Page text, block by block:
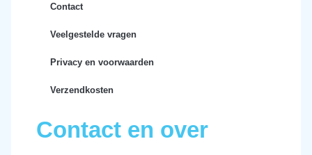
Contact
Veelgestelde vragen
Privacy en voorwaarden
Verzendkosten
Contact en over